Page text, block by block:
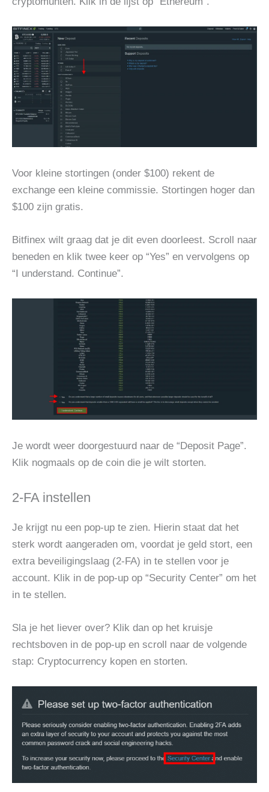
Voor kleine stortingen (onder $100) rekent de
exchange een kleine commissie. Stortingen hoger dan
$100 zijn gratis.
Bitfinex wilt graag dat je dit even doorleest. Scroll naar
beneden en klik twee keer op “Yes” en vervolgens op
“I understand. Continue”.
Je wordt weer doorgestuurd naar de “Deposit Page”.
Klik nogmaals op de coin die je wilt storten.
2-FA instellen
Je krijgt nu een pop-up te zien. Hierin staat dat het
sterk wordt aangeraden om, voordat je geld stort, een
extra beveiligingslaag (2-FA) in te stellen voor je
account. Klik in de pop-up op “Security Center” om het
in te stellen.
Sla je het liever over? Klik dan op het kruisje
rechtsboven in de pop-up en scroll naar de volgende
stap: Cryptocurrency kopen en storten.